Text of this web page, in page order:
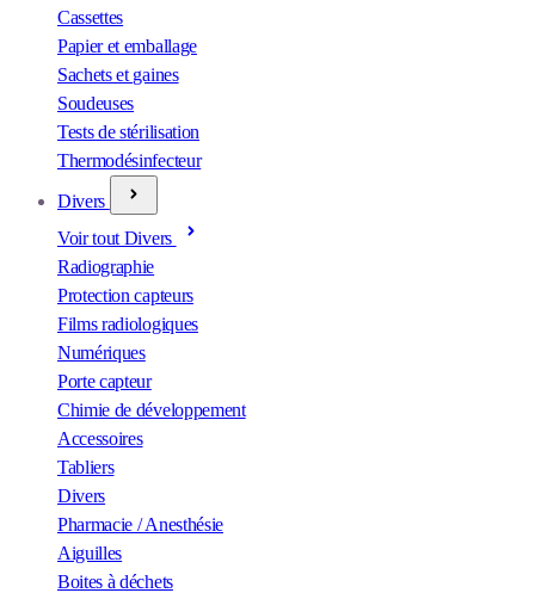
Cassettes
Papier et emballage
Sachets et gaines
Soudeuses
Tests de stérilisation
Thermodésinfecteur
Divers
Voir tout Divers
Radiographie
Protection capteurs
Films radiologiques
Numériques
Porte capteur
Chimie de développement
Accessoires
Tabliers
Divers
Pharmacie / Anesthésie
Aiguilles
Boites à déchets